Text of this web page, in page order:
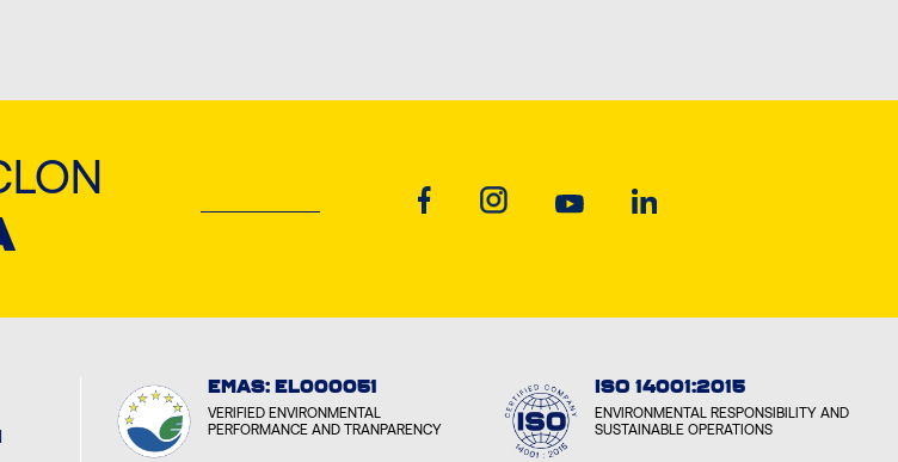
EMAS: EL000051
VERIFIED ENVIRONMENTAL
PERFORMANCE AND TRANPARENCY
ISO 14001:2015
ENVIRONMENTAL RESPONSIBILITY AND
SUSTAINABLE OPERATIONS